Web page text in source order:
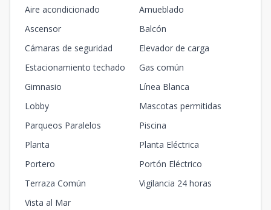
Aire acondicionado
Amueblado
Ascensor
Balcón
Cámaras de seguridad
Elevador de carga
Estacionamiento techado
Gas común
Gimnasio
Línea Blanca
Lobby
Mascotas permitidas
Parqueos Paralelos
Piscina
Planta
Planta Eléctrica
Portero
Portón Eléctrico
Terraza Común
Vigilancia 24 horas
Vista al Mar